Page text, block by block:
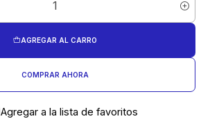
AGREGAR AL CARRO
COMPRAR AHORA
Agregar a la lista de favoritos